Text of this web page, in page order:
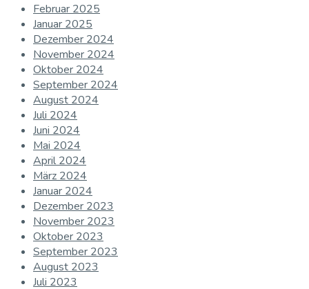
Februar 2025
Januar 2025
Dezember 2024
November 2024
Oktober 2024
September 2024
August 2024
Juli 2024
Juni 2024
Mai 2024
April 2024
März 2024
Januar 2024
Dezember 2023
November 2023
Oktober 2023
September 2023
August 2023
Juli 2023